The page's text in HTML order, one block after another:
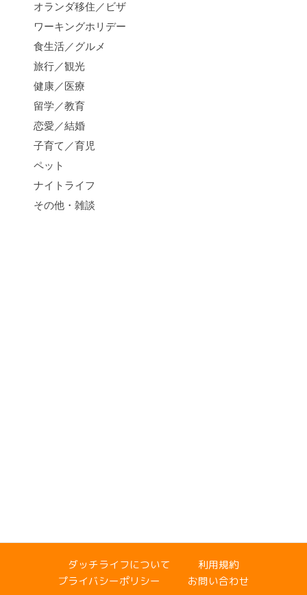
オランダ移住／ビザ
ワーキングホリデー
食生活／グルメ
旅行／観光
健康／医療
留学／教育
恋愛／結婚
子育て／育児
ペット
ナイトライフ
その他・雑談
ダッチライフについて
利用規約
プライバシーポリシー
お問い合わせ